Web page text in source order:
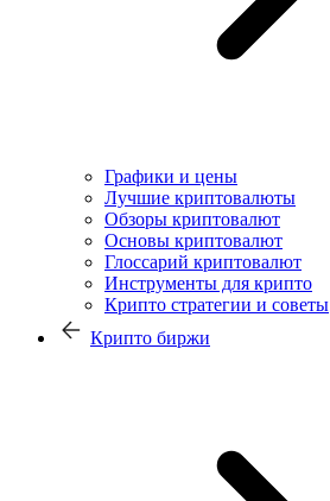
Графики и цены
Лучшие криптовалюты
Обзоры криптовалют
Основы криптовалют
Глоссарий криптовалют
Инструменты для крипто
Крипто стратегии и советы
Крипто биржи